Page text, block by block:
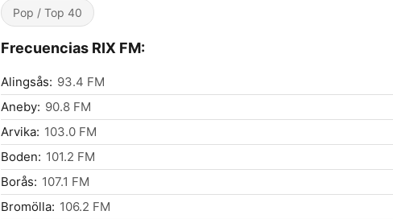
Pop / Top 40
Frecuencias RIX FM:
Alingsås: 93.4 FM
Aneby: 90.8 FM
Arvika: 103.0 FM
Boden: 101.2 FM
Borås: 107.1 FM
Bromölla: 106.2 FM